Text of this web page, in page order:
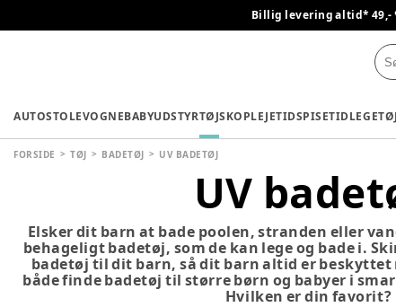
Billig levering altid* 49,-
AUTOSTOLEVOGNEBABYUDSTYRTØJSKOPLEJETIDSPISETIDLEGETØJ
FORSIDE TØJ BADETØJ UV BADETØJ
UV
Elsker dit barn at bade poolen, stranden eller
behageligt badetøj, som de kan lege og bade i.
badetøj til dit barn, så dit barn altid er beskyttet
både finde badetøj til større børn og babyer i
Hvilken er din favorit?